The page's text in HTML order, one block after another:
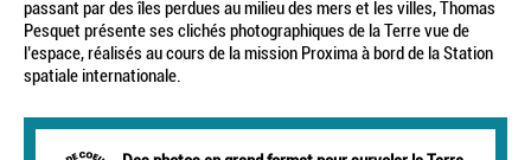
passant par des îles perdues au milieu des mers et les villes, Thomas
Pesquet présente ses clichés photographiques de la Terre vue de
l’espace, réalisés au cours de la mission Proxima à bord de la Station
spatiale internationale.